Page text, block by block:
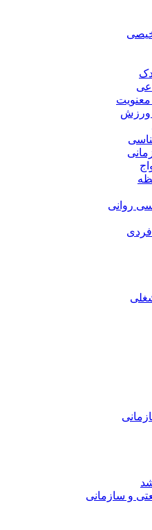
ورزش
روانی
فردی
و سازمانی